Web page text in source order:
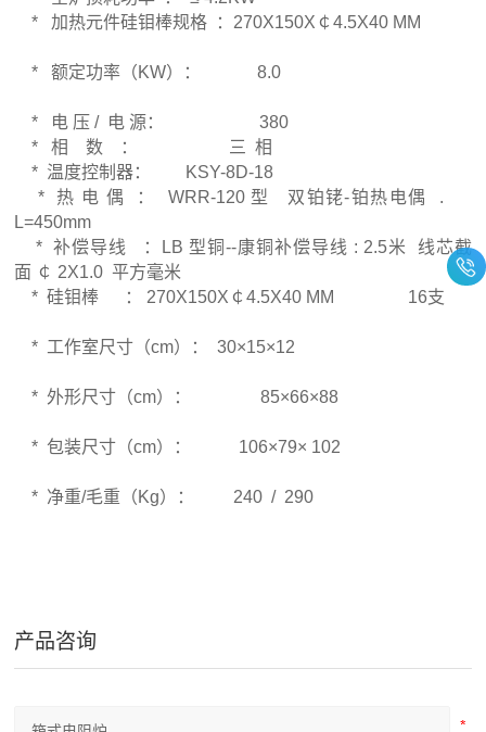
* 加热元件硅钼棒规格 ：270X150X￠4.5X40 MM
* 额定功率（KW）： 8.0
* 电 压 / 电 源： 380
* 相 数 ： 三 相
* 温度控制器： KSY-8D-18
* 热 电 偶 ： WRR-120 型 双铂铑-铂热电偶 .
L=450mm
* 补偿导线 ：LB 型铜--康铜补偿导线 : 2.5米 线芯截
面 ￠ 2X1.0 平方毫米
* 硅钼棒 ： 270X150X￠4.5X40 MM 16支
* 工作室尺寸（cm）： 30×15×12
* 外形尺寸（cm）： 85×66×88
* 包装尺寸（cm）： 106×79× 102
* 净重/毛重（Kg）： 240 / 290
产品咨询